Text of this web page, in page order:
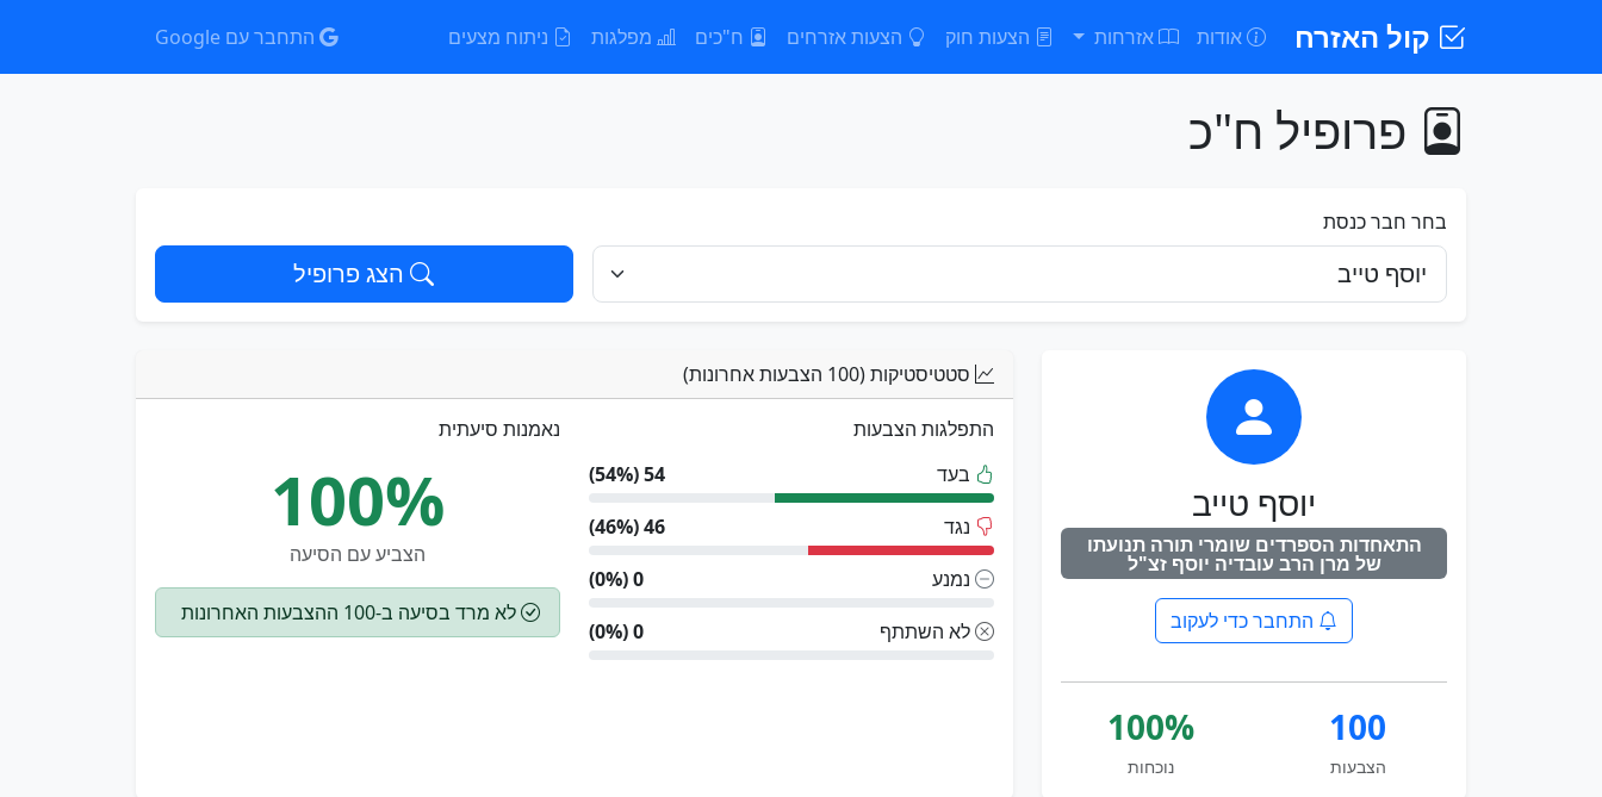
קול האזרח אודות אזרחות הצעות חוק הצעות אזרחים ח"כים מפלגות ניתוח מצעים התחבר עם Google
פרופיל ח"כ
בחר חבר כנסת
הצג פרופיל
יוסף טייב
התאחדות הספרדים שומרי תורה תנועתו
של מרן הרב עובדיה יוסף זצ"ל
התחבר כדי לעקוב
100
הצבעות
100%
נוכחות
סטטיסטיקות (100 הצבעות אחרונות)
התפלגות הצבעות
בעד
54 (54%)
נגד
46 (46%)
נמנע
0 (0%)
לא השתתף
0 (0%)
נאמנות סיעתית
100%
הצביע עם הסיעה
לא מרד בסיעה ב-100 ההצבעות האחרונות